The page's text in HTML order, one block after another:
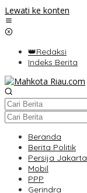
Lewati ke konten
👑Redaksi
Indeks Berita
Beranda
Berita Politik
Persija Jakarta
Mobil
PPP
Gerindra